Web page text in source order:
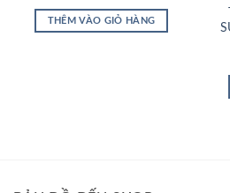
THÊM VÀO GIỎ HÀNG